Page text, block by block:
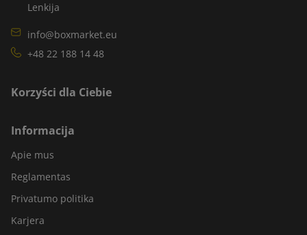
Lenkija
info@boxmarket.eu
+48 22 188 14 48
Korzyści dla Ciebie
Informacija
Apie mus
Reglamentas
Privatumo politika
Karjera